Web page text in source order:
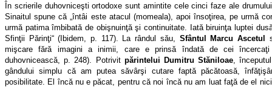
În scrierile duhovniceşti ortodoxe sunt amintite cele cinci faze ale
Sinaitul spune că „întâi este atacul (momeala), apoi însoţirea, pe urmă
urmă patima îmbibată de obişnuinţă şi continuitate. Iată biruinţa luptei
Sfinţii Părinţi“ (Ibidem, p. 117). La rândul său, Sfântul Marcu Ascetul
mişcare fără imagini a inimii, care e prinsă îndată de cei încercaţi
duhovnicească, p. 248). Potrivit părintelui Dumitru Stăniloae ,
gândului simplu că am putea săvârşi cutare faptă păcătoasă,
posibilitate. El încă nu e păcat, pentru că noi încă nu am luat faţă de el